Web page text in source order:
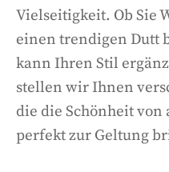
Vielseitigkeit. Ob Sie
einen trendigen Dutt
kann Ihren Stil
stellen wir Ihnen
die die Schönheit
perfekt zur Geltung